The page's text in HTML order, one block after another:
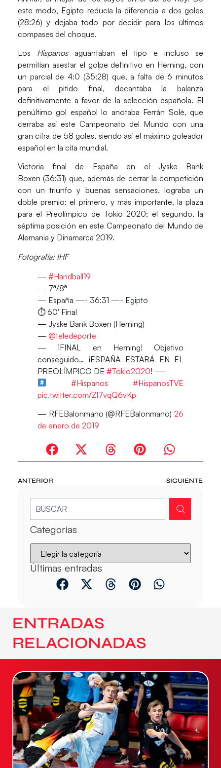
este modo, Egipto reducía la diferencia a dos goles
(28:26) y dejaba todo por decidir para los últimos
compases del choque.
Los Hispanosaguantaban el tipo e incluso se
permitían asestar el golpe definitivo en Herning, con
un parcial de 4:0 (35:28) que, a falta de 6 minutos
para el pitido final, decantaba la balanza
definitivamente a favor de la selección española. El
penúltimo gol español lo anotaba Ferrán Solé,que
cerraba así este Campeonato del Mundo con una
gran cifra de 58 goles, siendo así el máximo goleador
español en la cita mundial.
Victoria final de España en el Jyske Bank
Boxen(36:31) que, además de cerrar la competición
con un triunfo y buenas sensaciones, lograba un
doble premio: el primero, y más importante, la plaza
para el Preolímpico de Tokio 2020; el segundo, la
séptima posición en este Campeonato del Mundo de
Alemania y Dinamarca 2019.
Fotografía: IHF
— #Handball19
— 7ª/8ª
— España —- 36:31 —- Egipto
⏱ 60′ Final
— Jyske Bank Boxen (Herning)
— @teledeporte
— ¡FINAL en Herning! Objetivo
conseguido… ¡ESPAÑA ESTARÁ EN EL
PREOLÍMPICO DE #Tokio2020! —-
#Hispanos
#HispanosTVE
pic.twitter.com/Zl7vqQ6vKp
— RFEBalonmano (@RFEBalonmano)26
de enero de 2019
ANTERIOR SIGUIENTE
Categorías
Últimas entradas
ENTRADAS
RELACIONADAS